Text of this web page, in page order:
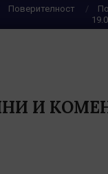
Поверителност
И